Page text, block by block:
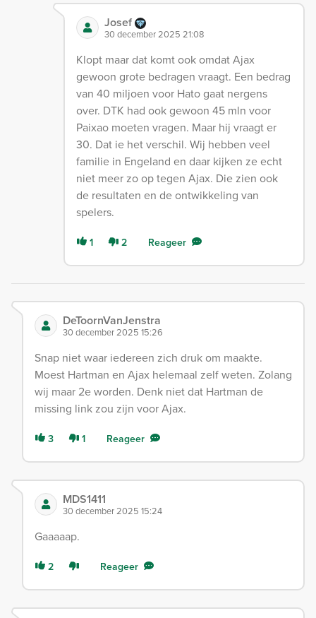
Josef
30 december 2025 21:08
Klopt maar dat komt ook omdat Ajax
gewoon grote bedragen vraagt. Een bedrag
van 40 miljoen voor Hato gaat nergens
over. DTK had ook gewoon 45 mln voor
Paixao moeten vragen. Maar hij vraagt er
30. Dat ie het verschil. Wij hebben veel
familie in Engeland en daar kijken ze echt
niet meer zo op tegen Ajax. Die zien ook
de resultaten en de ontwikkeling van
spelers.
1 2 Reageer
DeToornVanJenstra
30 december 2025 15:26
Snap niet waar iedereen zich druk om maakte.
Moest Hartman en Ajax helemaal zelf weten. Zolang
wij maar 2e worden. Denk niet dat Hartman de
missing link zou zijn voor Ajax.
3 1 Reageer
MDS1411
30 december 2025 15:24
Gaaaaap.
2 Reageer